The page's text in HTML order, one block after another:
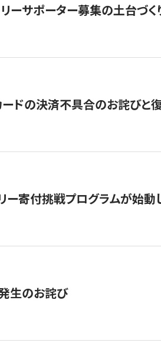
ーサポーター募集の土台づ
ドの決済不具合のお詫びと
ー寄付挑戦プログラムが始動
生のお詫び